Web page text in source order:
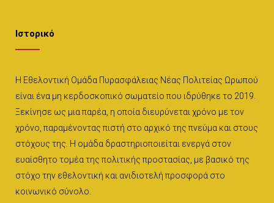
Ιστορικό
Η Εθελοντική Ομάδα Πυρασφάλειας Νέας Πολιτείας Ωρωπού
είναι ένα μη κερδοσκοπικό σωματείο που ιδρύθηκε το 2019.
Ξεκίνησε ως μια παρέα, η οποία διευρύνεται χρόνο με τον
χρόνο, παραμένοντας πιστή στο αρχικό της πνεύμα και στους
στόχους της. Η ομάδα δραστηριοποιείται ενεργά στον
ευαίσθητο τομέα της πολιτικής προστασίας, με βασικό της
στόχο την εθελοντική και ανιδιοτελή προσφορά στο
κοινωνικό σύνολο.